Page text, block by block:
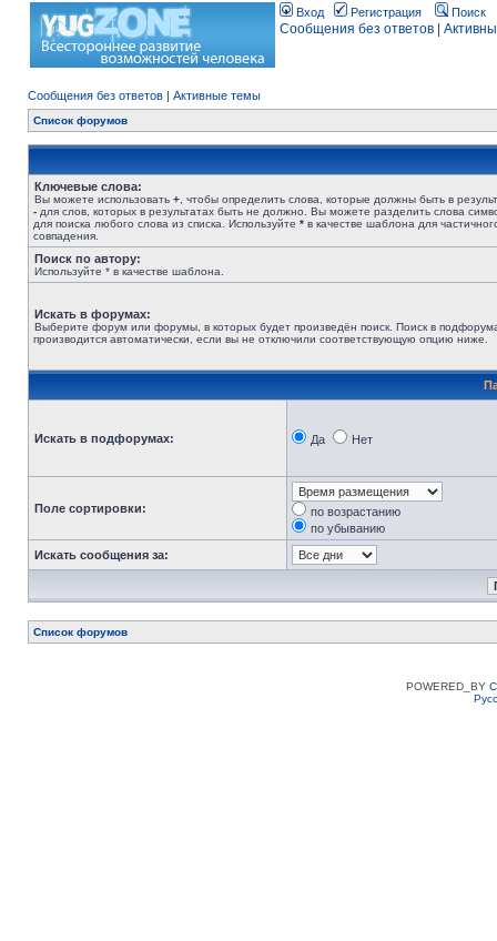
Вход Регистрация Поиск
Сообщения без ответов
Сообщения без ответов | Активные темы
Список форумов
Ключевые слова:
Вы можете использовать + , чтобы определить слова, которые должны быть в
- для слов, которых в результатах быть не должно. Вы можете разделить слова
для поиска любого слова из списка. Используйте * в качестве шаблона для
совпадения.
Поиск по автору:
Используйте * в качестве шаблона.
Искать в форумах:
Выберите форум или форумы, в которых будет произведён поиск. Поиск в
производится автоматически, если вы не отключили соответствующую опцию ниже.
Искать в подфорумах: Да Нет
Поле сортировки:
по возрастанию
по убыванию
Искать сообщения за:
Список форумов
POWERED_BY